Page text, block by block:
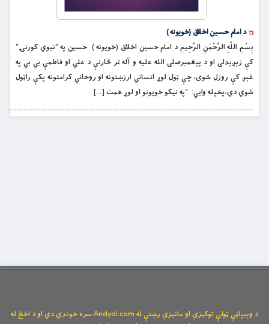
د امام حسين اخلاق (خويونه )
بِسْمِ اللَّهِ الرَّحْمَنِ الرَّحِيمِ د امام حسين اخلاق (خويونه ) حسين په “نبوي كورنۍ”
كې زېږېدلى او د پېغمبرصلى الله عليه و آله تر څارنې د علي او فاطمې بي بي په
غېږ كې روزل شوى، چې ټول لوړ انساني ارزښتونه او روحاني كرامتونه پكې راټول
شوي دي،پخپله وايي: “په نيكو خويونو او لوړ همت […]
د وېبپاڼې ټولې توکیزې او مانیزې رښتې له Andyal.com سره خوندي دي او د اخځ له